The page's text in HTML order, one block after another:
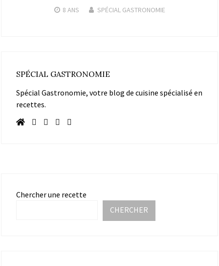
8 ANS SPÉCIAL GASTRONOMIE
SPÉCIAL GASTRONOMIE
Spécial Gastronomie, votre blog de cuisine spécialisé en
recettes.
Chercher une recette
CHERCHER